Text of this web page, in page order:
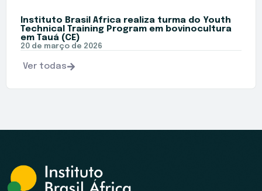
Instituto Brasil África realiza turma do Youth
Technical Training Program em bovinocultura
em Tauá (CE)
20 de março de 2026
Ver todas